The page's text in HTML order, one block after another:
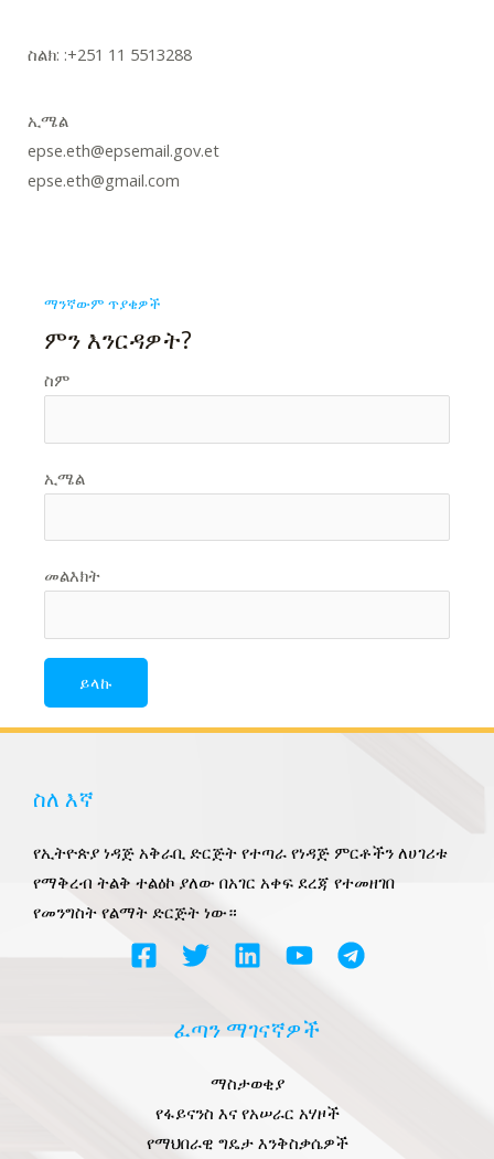
ስልክ: :+251 11 5513288
ኢሜል
epse.eth@epsemail.gov.et
epse.eth@gmail.com
ማንኛውም ጥያቄዎች
ምን እንርዳዎት?
ስም
ኢሜል
መልእክት
ስለ እኛ
የኢትዮጵያ ነዳጅ አቅራቢ ድርጅት የተጣራ የነዳጅ ምርቶችን ለሀገሪቱ
የማቅረብ ትልቅ ተልዕኮ ያለው በአገር አቀፍ ደረጃ የተመዘገበ
የመንግስት የልማት ድርጅት ነው።
ፈጣን ማገናኛዎች
ማስታወቂያ
የፋይናንስ እና የአሠራር አሃዞች
የማህበራዊ ግዴታ እንቅስቃሴዎች